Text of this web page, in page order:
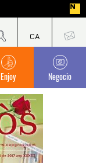
Enjoy Negocio